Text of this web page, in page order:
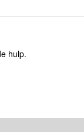
hulp.